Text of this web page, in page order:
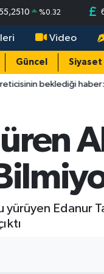
%0.32
Video
Güncel Siyaset
beklediği haber:
yürüyen